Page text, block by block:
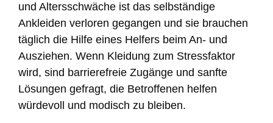
und Altersschwäche ist das selbständige
Ankleiden verloren gegangen und sie brauchen
täglich die Hilfe eines Helfers beim An- und
Ausziehen. Wenn Kleidung zum Stressfaktor
wird, sind barrierefreie Zugänge und sanfte
Lösungen gefragt, die Betroffenen helfen
würdevoll und modisch zu bleiben.